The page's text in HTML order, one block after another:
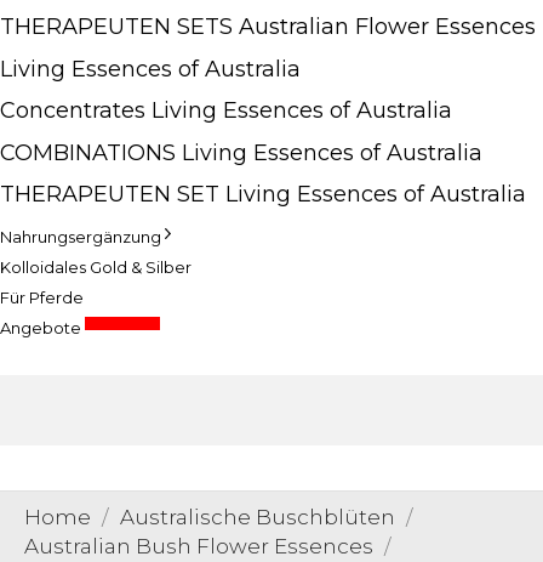
THERAPEUTEN SETS Australian Flower Essences
Living Essences of Australia
Concentrates Living Essences of Australia
COMBINATIONS Living Essences of Australia
THERAPEUTEN SET Living Essences of Australia
Nahrungsergänzung
Kolloidales Gold & Silber
Für Pferde
Angebote
Home
Australische Buschblüten
Australian Bush Flower Essences